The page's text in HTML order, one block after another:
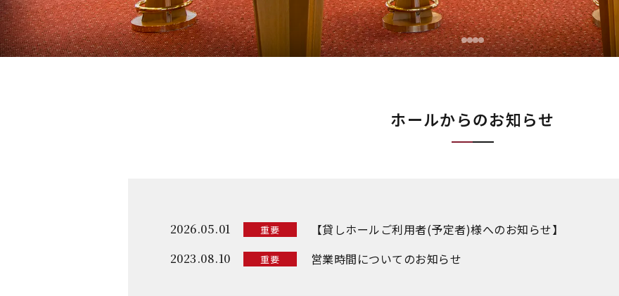
ホールからのお知らせ
2026.05.01 重要 【貸しホールご利用者(予定者)様へのお知らせ】
2023.08.10 重要 営業時間についてのお知らせ